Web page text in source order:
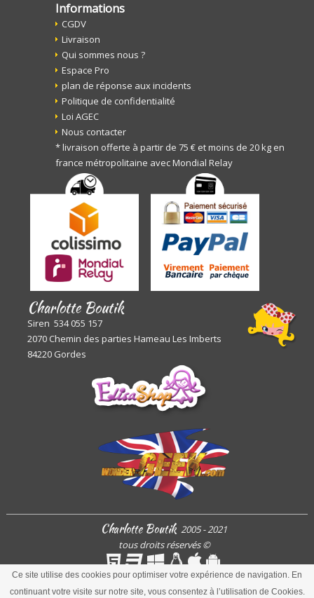
Ce site utilise des cookies pour optimiser votre expérience de navigation. En
continuant votre visite sur notre site, vous consentez à l’utilisation de Cookies.
Informations
CGDV
Livraison
Qui sommes nous ?
Espace Pro
plan de réponse aux incidents
Politique de confidentialité
Loi AGEC
Nous contacter
* livraison offerte à partir de 75 € et moins de 20 kg en
france métropolitaine avec Mondial Relay
Charlotte Boutik
Siren 534 055 157
2070 Chemin des parties Hameau Les Imberts
84220 Gordes
Charlotte Boutik 2005 - 2021
tous droits réservés©